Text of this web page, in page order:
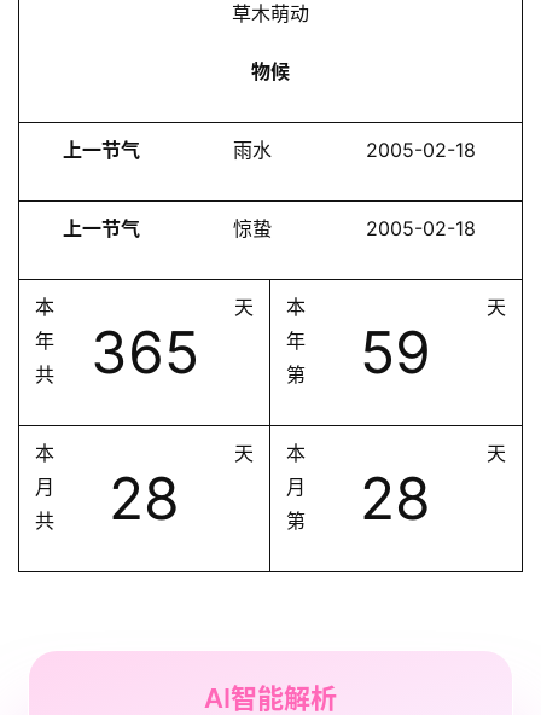
草木萌动
物候
上一节气 雨水 2005-02-18
上一节气 惊蛰 2005-02-18
本
年
共
365
天
本
年
第
59
天
本
月
共
28
天
本
月
第
28
天
AI智能解析